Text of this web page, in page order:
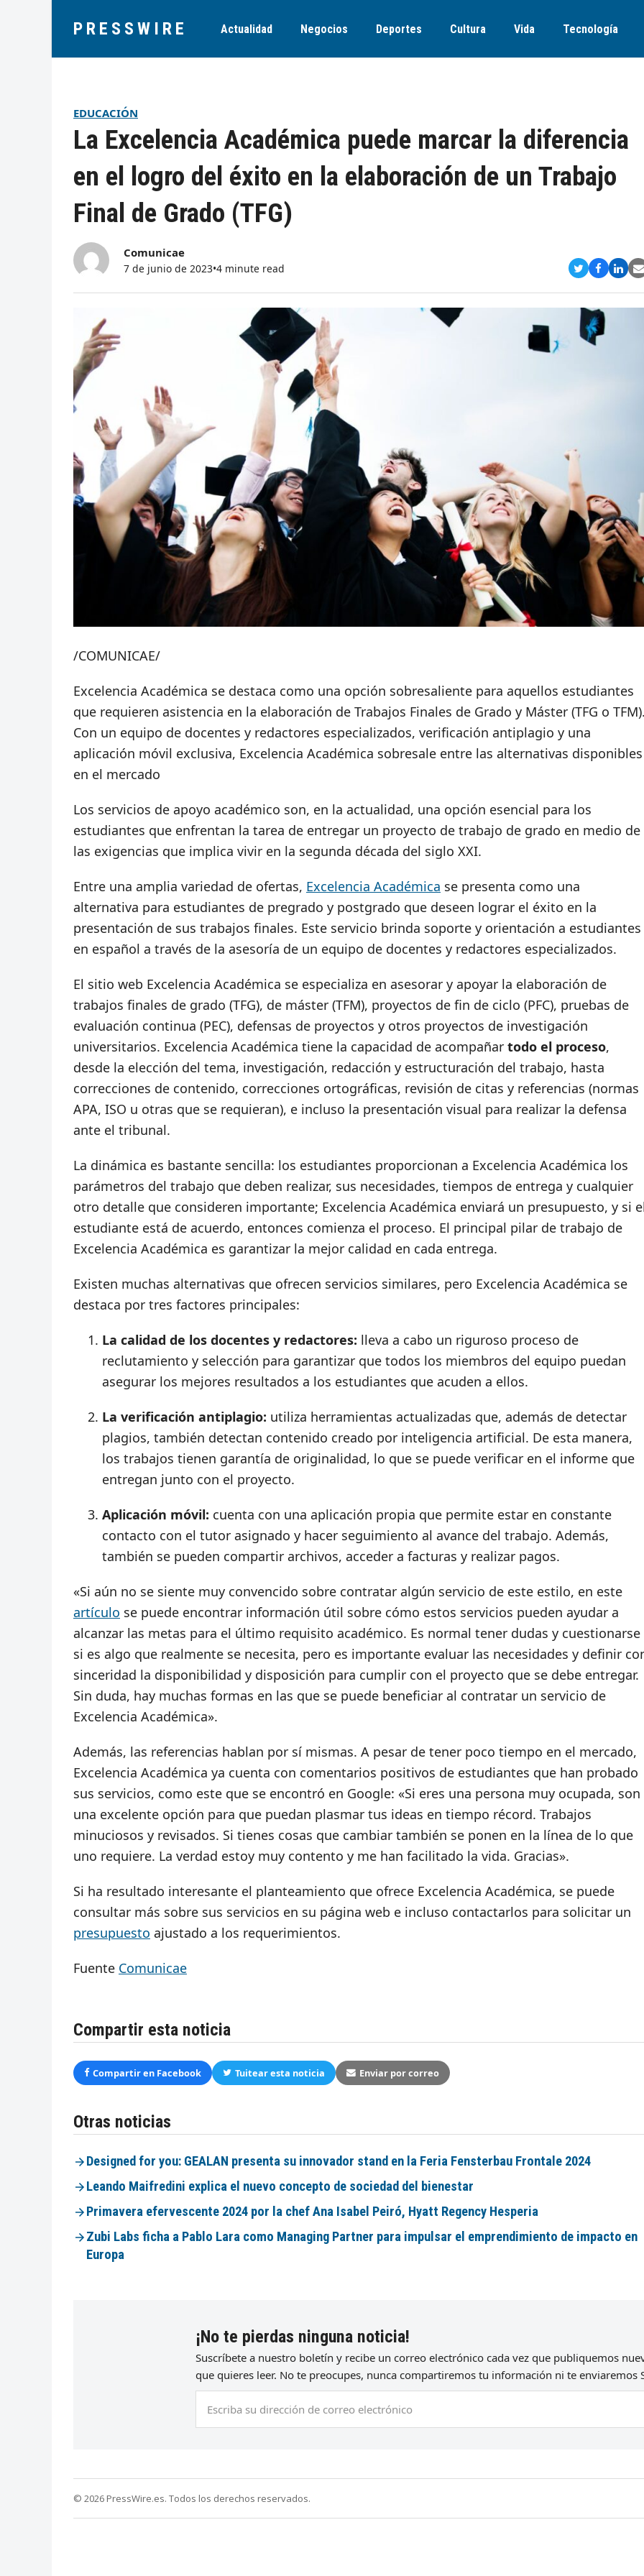
PRESSWIRE Actualidad Negocios Deportes Cultura Vida Tecnología
EDUCACIÓN
La Excelencia Académica puede marcar la diferencia
en el logro del éxito en la elaboración de un Trabajo
Final de Grado (TFG)
Comunicae
7 de junio de 2023•4 minute read Compartir
Twitter
/COMUNICAE/
Excelencia Académica se destaca como una opción sobresaliente para aquellos estudiantes
que requieren asistencia en la elaboración de Trabajos Finales de Grado y Máster (TFG o
Con un equipo de docentes y redactores especializados, verificación antiplagio y una
aplicación móvil exclusiva, Excelencia Académica sobresale entre las alternativas disponibles
en el mercado
Los servicios de apoyo académico son, en la actualidad, una opción esencial para los
estudiantes que enfrentan la tarea de entregar un proyecto de trabajo de grado en medio de
las exigencias que implica vivir en la segunda década del siglo XXI.
Entre una amplia variedad de ofertas, Excelencia Académica se presenta como una
alternativa para estudiantes de pregrado y postgrado que deseen lograr el éxito en la
presentación de sus trabajos finales. Este servicio brinda soporte y orientación a estudiantes
en español a través de la asesoría de un equipo de docentes y redactores especializados.
El sitio web Excelencia Académica se especializa en asesorar y apoyar la elaboración de
trabajos finales de grado (TFG), de máster (TFM), proyectos de fin de ciclo (PFC), pruebas de
evaluación continua (PEC), defensas de proyectos y otros proyectos de investigación
universitarios. Excelencia Académica tiene la capacidad de acompañar todo el proceso,
desde la elección del tema, investigación, redacción y estructuración del trabajo, hasta
correcciones de contenido, correcciones ortográficas, revisión de citas y referencias (normas
APA, ISO u otras que se requieran), e incluso la presentación visual para realizar la defensa
ante el tribunal.
La dinámica es bastante sencilla: los estudiantes proporcionan a Excelencia Académica los
parámetros del trabajo que deben realizar, sus necesidades, tiempos de entrega y cualquier
otro detalle que consideren importante; Excelencia Académica enviará un presupuesto, y si
estudiante está de acuerdo, entonces comienza el proceso. El principal pilar de trabajo de
Excelencia Académica es garantizar la mejor calidad en cada entrega.
Existen muchas alternativas que ofrecen servicios similares, pero Excelencia Académica se
destaca por tres factores principales:
La calidad de los docentes y redactores: lleva a cabo un riguroso proceso de
reclutamiento y selección para garantizar que todos los miembros del equipo puedan
asegurar los mejores resultados a los estudiantes que acuden a ellos.
La verificación antiplagio: utiliza herramientas actualizadas que, además de detectar
plagios, también detectan contenido creado por inteligencia artificial. De esta manera,
los trabajos tienen garantía de originalidad, lo que se puede verificar en el informe que
entregan junto con el proyecto.
Aplicación móvil: cuenta con una aplicación propia que permite estar en constante
contacto con el tutor asignado y hacer seguimiento al avance del trabajo. Además,
también se pueden compartir archivos, acceder a facturas y realizar pagos.
«Si aún no se siente muy convencido sobre contratar algún servicio de este estilo, en este
artículo se puede encontrar información útil sobre cómo estos servicios pueden ayudar a
alcanzar las metas para el último requisito académico. Es normal tener dudas y cuestionarse
si es algo que realmente se necesita, pero es importante evaluar las necesidades y definir
sinceridad la disponibilidad y disposición para cumplir con el proyecto que se debe entregar.
Sin duda, hay muchas formas en las que se puede beneficiar al contratar un servicio de
Excelencia Académica».
Además, las referencias hablan por sí mismas. A pesar de tener poco tiempo en el mercado,
Excelencia Académica ya cuenta con comentarios positivos de estudiantes que han probado
sus servicios, como este que se encontró en Google: «Si eres una persona muy ocupada, son
una excelente opción para que puedan plasmar tus ideas en tiempo récord. Trabajos
minuciosos y revisados. Si tienes cosas que cambiar también se ponen en la línea de lo que
uno requiere. La verdad estoy muy contento y me han facilitado la vida. Gracias».
Si ha resultado interesante el planteamiento que ofrece Excelencia Académica, se puede
consultar más sobre sus servicios en su página web e incluso contactarlos para solicitar un
presupuesto ajustado a los requerimientos.
Fuente Comunicae
Compartir esta noticia
Compartir en Facebook Tuitear esta noticia Enviar por correo
Otras noticias
Designed for you: GEALAN presenta su innovador stand en la Feria Fensterbau Frontale 2024
Leando Maifredini explica el nuevo concepto de sociedad del bienestar
Primavera efervescente 2024 por la chef Ana Isabel Peiró, Hyatt Regency Hesperia
Zubi Labs ficha a Pablo Lara como Managing Partner para impulsar el emprendimiento de impacto en
Europa
¡No te pierdas ninguna noticia!
Suscríbete a nuestro boletín y recibe un correo electrónico cada vez que publiquemos
que quieres leer. No te preocupes, nunca compartiremos tu información ni te enviaremos
© 2026 PressWire.es. Todos los derechos reservados.